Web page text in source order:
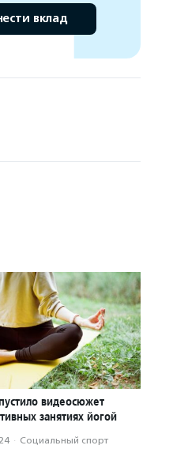
вклад
видеосюжет
занятиях йогой
· Социальный спорт